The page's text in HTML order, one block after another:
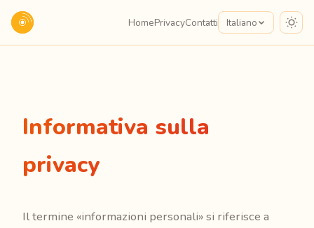
HomePrivacyContatti Italiano
Informativa sulla
privacy
Il termine «informazioni personali» si riferisce a